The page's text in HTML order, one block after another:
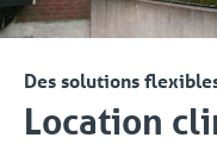
Des solutions
Location